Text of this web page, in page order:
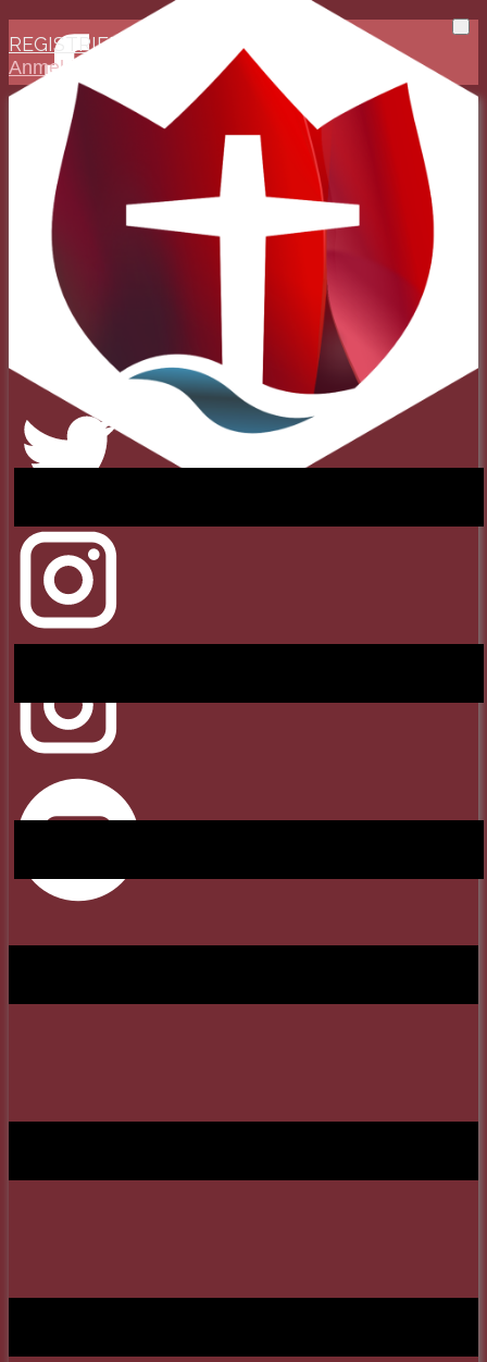
REGISTRIEREN
Anmelden
Evangelisch-Reformierte
Baptistengemeinde